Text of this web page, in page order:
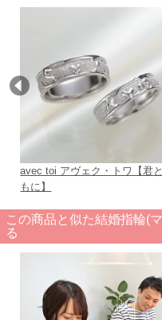
avec toi アヴェク・トワ【君
もに】
この商品と似た結婚指輪(
る